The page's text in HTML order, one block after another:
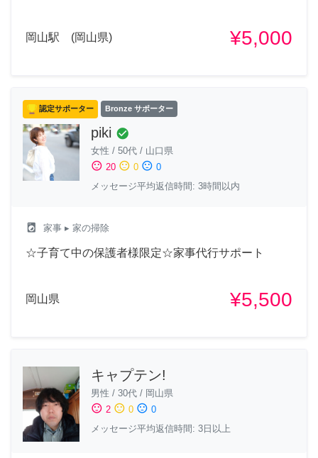
岡山駅 (岡山県) ¥5,000
認定サポーター Bronze サポーター
piki check_circle
女性 / 50代 / 山口県
sentiment_satisfied 20 sentiment_neutral 0 sentiment_dissatisfied 0
メッセージ平均返信時間: 3時間以内
local_laundry_service 家事 ▸ 家の掃除
☆子育て中の保護者様限定☆家事代行サポート
岡山県 ¥5,500
キャプテン!
男性 / 30代 / 岡山県
sentiment_satisfied 2 sentiment_neutral 0 sentiment_dissatisfied 0
メッセージ平均返信時間: 3日以上